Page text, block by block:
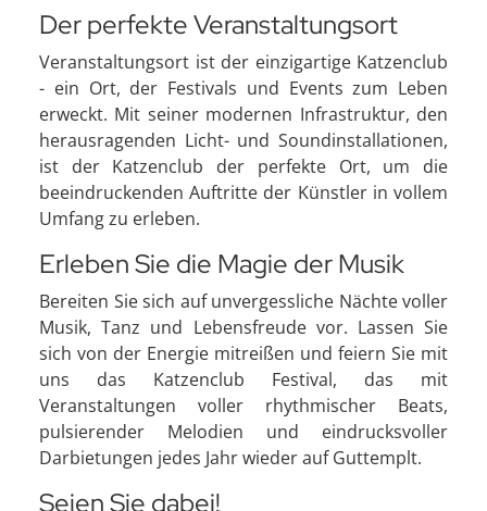
Der perfekte Veranstaltungsort
Veranstaltungsort ist der einzigartige Katzenclub
- ein Ort, der Festivals und Events zum Leben
erweckt. Mit seiner modernen Infrastruktur, den
herausragenden Licht- und Soundinstallationen,
ist der Katzenclub der perfekte Ort, um die
beeindruckenden Auftritte der Künstler in vollem
Umfang zu erleben.
Erleben Sie die Magie der Musik
Bereiten Sie sich auf unvergessliche Nächte voller
Musik, Tanz und Lebensfreude vor. Lassen Sie
sich von der Energie mitreißen und feiern Sie mit
uns das Katzenclub Festival, das mit
Veranstaltungen voller rhythmischer Beats,
pulsierender Melodien und eindrucksvoller
Darbietungen jedes Jahr wieder auf Guttemplt.
Seien Sie dabei!